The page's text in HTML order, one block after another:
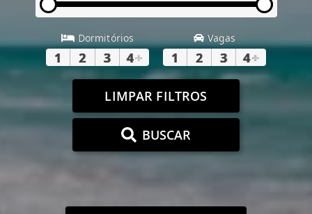
Dormitórios
1 2 3 4+
Vagas
1 2 3 4+
LIMPAR FILTROS
BUSCAR